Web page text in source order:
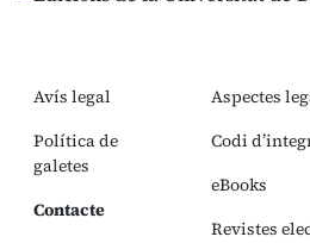
Avís legal
Política de
galetes
Contacte
Aspectes
Codi
eBooks
Revistes